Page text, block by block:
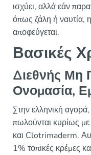
ισχύει, αλλά εάν
όπως ζάλη ή ναυτία,
αποφεύγεται.
Βασικές
Διεθνής Μη
Ονομασία,
Στην ελληνική
πωλούνται κυρίως
και Clotrimaderm.
1% τοπικές κρέμες